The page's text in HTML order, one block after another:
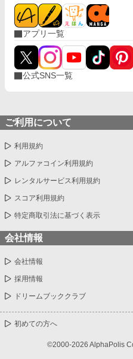
アプリ一覧
公式SNS一覧
ご利用について
利用規約
アルファコイン利用規約
レンタルサービス利用規約
スコア利用規約
特定商取引法に基づく表示
会社情報
会社情報
採用情報
ドリームブッククラブ
初めての方へ
©2000-2026 AlphaPolis